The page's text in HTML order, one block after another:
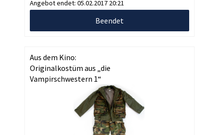
Angebot endet: 05.02.2017 20:21
Beendet
Aus dem Kino:
Originalkostüm aus „die
Vampirschwestern 1“